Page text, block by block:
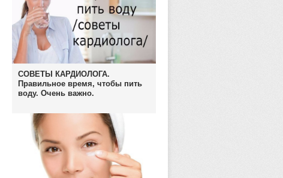
СОВЕТЫ КАРДИОЛОГА.
Правильное время, чтобы пить
воду. Очень важно.